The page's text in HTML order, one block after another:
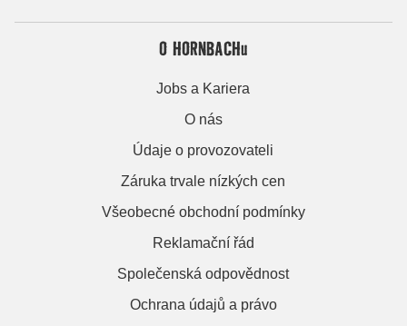
O HORNBACHu
Jobs a Kariera
O nás
Údaje o provozovateli
Záruka trvale nízkých cen
Všeobecné obchodní podmínky
Reklamační řád
Společenská odpovědnost
Ochrana údajů a právo